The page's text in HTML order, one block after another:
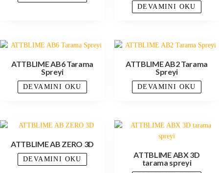
DEVAMINI OKU
ATTBLIME AB6 Tarama
Spreyi
DEVAMINI OKU
ATTBLIME AB2 Tarama
Spreyi
DEVAMINI OKU
ATTBLIME AB ZERO 3D
DEVAMINI OKU
ATTBLIME ABX 3D
tarama spreyi